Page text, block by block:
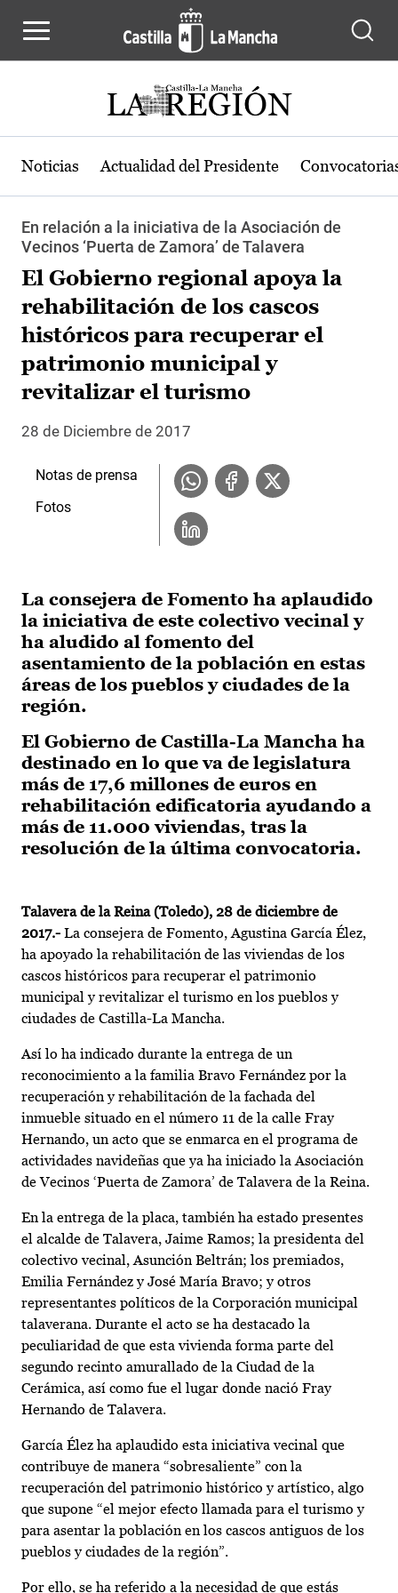
Noticias Actualidad del Presidente
En relación a la iniciativa de la Asociación de
Vecinos ‘Puerta de Zamora’ de Talavera
El Gobierno regional apoya la
rehabilitación de los cascos
históricos para recuperar el
patrimonio municipal y
revitalizar el turismo
28 de Diciembre de 2017
La consejera de Fomento ha aplaudido
la iniciativa de este colectivo vecinal y
ha aludido al fomento del
asentamiento de la población en estas
áreas de los pueblos y ciudades de la
región.
El Gobierno de Castilla-La Mancha ha
destinado en lo que va de legislatura
más de 17,6 millones de euros en
rehabilitación edificatoria ayudando a
más de 11.000 viviendas, tras la
resolución de la última convocatoria.
Talavera de la Reina (Toledo), 28 de diciembre de
2017.- La consejera de Fomento, Agustina García Élez,
ha apoyado la rehabilitación de las viviendas de los
cascos históricos para recuperar el patrimonio
municipal y revitalizar el turismo en los pueblos y
ciudades de Castilla-La Mancha.
Así lo ha indicado durante la entrega de un
reconocimiento a la familia Bravo Fernández por la
recuperación y rehabilitación de la fachada del
inmueble situado en el número 11 de la calle Fray
Hernando, un acto que se enmarca en el programa de
actividades navideñas que ya ha iniciado la Asociación
de Vecinos ‘Puerta de Zamora’ de Talavera de la Reina.
En la entrega de la placa, también ha estado presentes
el alcalde de Talavera, Jaime Ramos; la presidenta del
colectivo vecinal, Asunción Beltrán; los premiados,
Emilia Fernández y José María Bravo; y otros
representantes políticos de la Corporación municipal
talaverana. Durante el acto se ha destacado la
peculiaridad de que esta vivienda forma parte del
segundo recinto amurallado de la Ciudad de la
Cerámica, así como fue el lugar donde nació Fray
Hernando de Talavera.
García Élez ha aplaudido esta iniciativa vecinal que
contribuye de manera “sobresaliente” con la
recuperación del patrimonio histórico y artístico, algo
que supone “el mejor efecto llamada para el turismo y
para asentar la población en los cascos antiguos de los
pueblos y ciudades de la región”.
Por ello, se ha referido a la necesidad de que estás
Notas de prensa
Fotos